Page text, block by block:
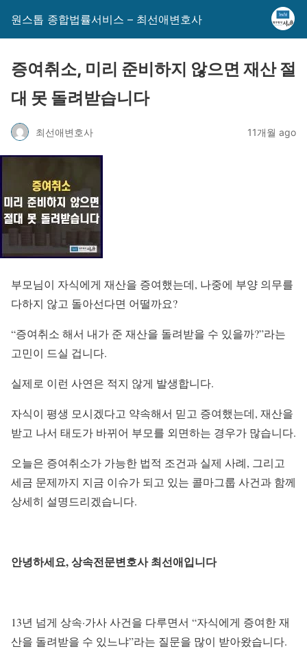
원스톱 종합법률서비스 – 최선애변호사
증여취소, 미리 준비하지 않으면 재산 절
대 못 돌려받습니다
최선애변호사 11개월 ago
부모님이 자식에게 재산을 증여했는데, 나중에 부양 의무를
다하지 않고 돌아선다면 어떨까요?
“증여취소 해서 내가 준 재산을 돌려받을 수 있을까?”라는
고민이 드실 겁니다.
실제로 이런 사연은 적지 않게 발생합니다.
자식이 평생 모시겠다고 약속해서 믿고 증여했는데, 재산을
받고 나서 태도가 바뀌어 부모를 외면하는 경우가 많습니다.
오늘은 증여취소가 가능한 법적 조건과 실제 사례, 그리고
세금 문제까지 지금 이슈가 되고 있는 콜마그룹 사건과 함께
상세히 설명드리겠습니다.
안녕하세요, 상속전문변호사 최선애입니다
13년 넘게 상속·가사 사건을 다루면서 “자식에게 증여한 재
산을 돌려받을 수 있느냐”라는 질문을 많이 받아왔습니다.